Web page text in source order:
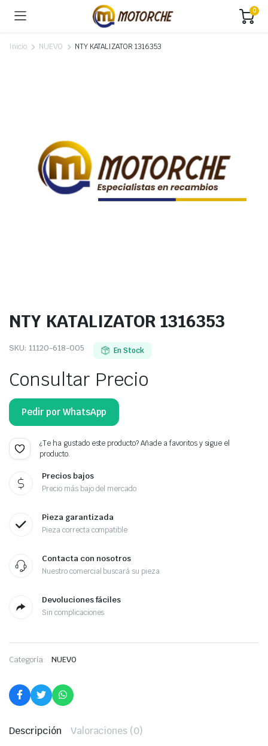
0
Inicio NUEVO NTY KATALIZATOR 1316353
NTY KATALIZATOR 1316353
SKU: 11120-618-005 En Stock
Consultar Precio
Pedir por WhatsApp
¿Te ha gustado este producto? Añade a favoritos y sigue el
producto.
Precios bajos
Precio más bajo del mercado
Pieza garantizada
Pieza correcta compatible
Contacta con nosotros
Nuestro comercial buscará su pieza
Devoluciones fáciles
Sin complicaciones
Categoría: NUEVO
Descripción Valoraciones (0)